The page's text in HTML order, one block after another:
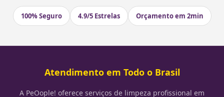
100% Seguro 4.9/5 Estrelas Orçamento em 2min
Atendimento em Todo o Brasil
A PeOople! oferece serviços de limpeza profissional em